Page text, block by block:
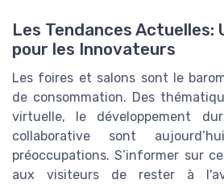
Les Tendances Actuelles:
pour les Innovateurs
Les foires et salons sont le
de consommation. Des
virtuelle, le développement
collaborative sont
préoccupations. S’informer sur
aux visiteurs de rester à